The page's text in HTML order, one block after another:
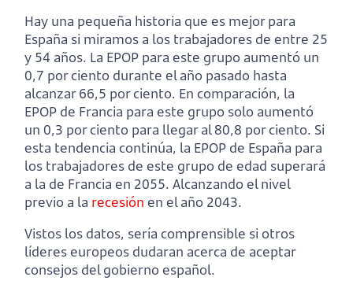
Hay una pequeña historia que es mejor para
España si miramos a los trabajadores de entre 25
y 54 años. La EPOP para este grupo aumentó un
0,7 por ciento durante el año pasado hasta
alcanzar 66,5 por ciento. En comparación, la
EPOP de Francia para este grupo solo aumentó
un 0,3 por ciento para llegar al 80,8 por ciento. Si
esta tendencia continúa, la EPOP de España para
los trabajadores de este grupo de edad superará
a la de Francia en 2055. Alcanzando el nivel
previo a la recesión en el año 2043.
Vistos los datos, sería comprensible si otros
líderes europeos dudaran acerca de aceptar
consejos del gobierno español.